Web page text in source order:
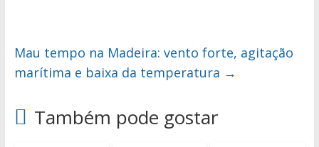
Mau tempo na Madeira: vento forte, agitação
marítima e baixa da temperatura →
Também pode gostar